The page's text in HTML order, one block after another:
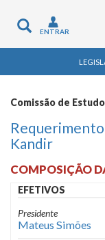
Toggle
navigation
ENTRAR
Comissão de Estudo
Kandir
COMPOSIÇÃO
EFETIVOS
Presidente
Mateus Simões